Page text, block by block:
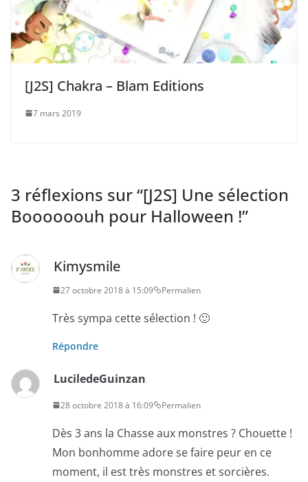
[J2S] Chakra – Blam Editions
7 mars 2019
3 réflexions sur “[J2S] Une sélection
Boooooouh pour Halloween !”
Kimysmile
27 octobre 2018 à 15:09 Permalien
Très sympa cette sélection ! 🙂
Répondre
LuciledeGuinzan
28 octobre 2018 à 16:09 Permalien
Dès 3 ans la Chasse aux monstres ? Chouette !
Mon bonhomme adore se faire peur en ce
moment, il est très monstres et sorcières.